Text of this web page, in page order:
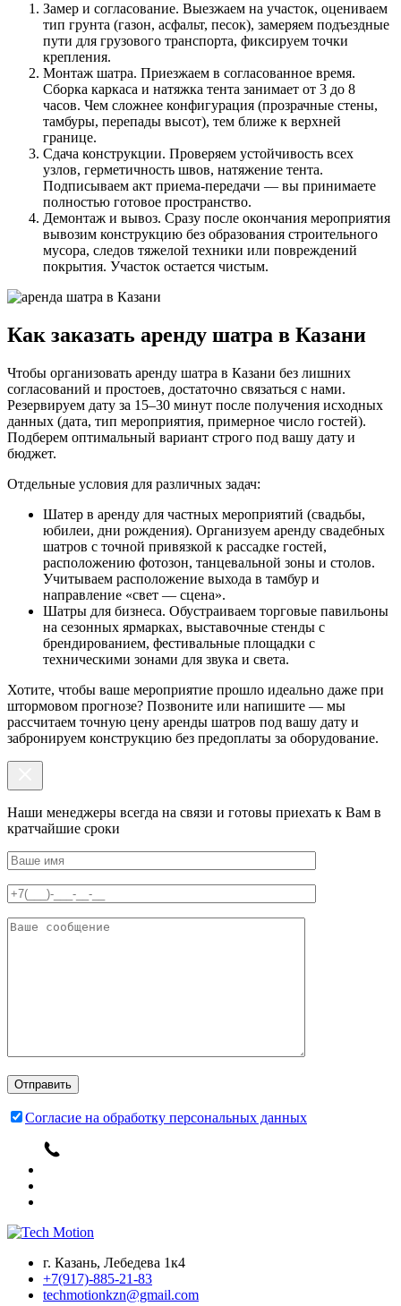
Замер и согласование. Выезжаем на участок, оцениваем
тип грунта (газон, асфальт, песок), замеряем подъездные
пути для грузового транспорта, фиксируем точки
крепления.
Монтаж шатра. Приезжаем в согласованное время.
Сборка каркаса и натяжка тента занимает от 3 до 8
часов. Чем сложнее конфигурация (прозрачные стены,
тамбуры, перепады высот), тем ближе к верхней
границе.
Сдача конструкции. Проверяем устойчивость всех
узлов, герметичность швов, натяжение тента.
Подписываем акт приема-передачи — вы принимаете
полностью готовое пространство.
Демонтаж и вывоз. Сразу после окончания мероприятия
вывозим конструкцию без образования строительного
мусора, следов тяжелой техники или повреждений
покрытия. Участок остается чистым.
Как заказать аренду шатра в Казани
Чтобы организовать аренду шатра в Казани без лишних
согласований и простоев, достаточно связаться с нами.
Резервируем дату за 15–30 минут после получения исходных
данных (дата, тип мероприятия, примерное число гостей).
Подберем оптимальный вариант строго под вашу дату и
бюджет.
Отдельные условия для различных задач:
Шатер в аренду для частных мероприятий (свадьбы,
юбилеи, дни рождения). Организуем аренду свадебных
шатров с точной привязкой к рассадке гостей,
расположению фотозон, танцевальной зоны и столов.
Учитываем расположение выхода в тамбур и
направление «свет — сцена».
Шатры для бизнеса. Обустраиваем торговые павильоны
на сезонных ярмарках, выставочные стенды с
брендированием, фестивальные площадки с
техническими зонами для звука и света.
Хотите, чтобы ваше мероприятие прошло идеально даже при
штормовом прогнозе? Позвоните или напишите — мы
рассчитаем точную цену аренды шатров под вашу дату и
забронируем конструкцию без предоплаты за оборудование.
Наши менеджеры всегда на связи и готовы приехать к Вам в
кратчайшие сроки
Согласие на обработку персональных данных
г. Казань, Лебедева 1к4
+7(917)-885-21-83
techmotionkzn@gmail.com